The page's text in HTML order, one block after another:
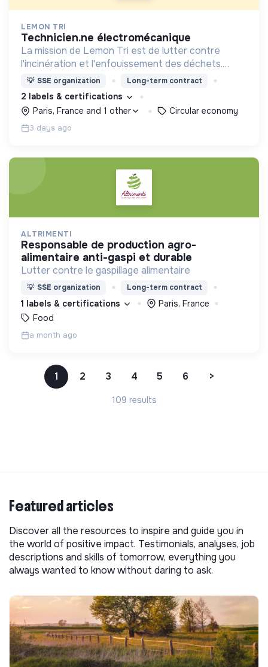
LEMON TRI
technicien.ne électromécanique
La mission de Lemon Tri est de lutter contre
l'incinération et l'enfouissement des déchets.
Adoptez les bons zestes à nos côtés !
💡 SSE organization Long-term contract
2 labels & certifications
Paris, France and 1 other
Circular economy
3 days ago
ALTRIMENTI
responsable de production agro-
alimentaire anti-gaspi et durable
Lutter contre le gaspillage alimentaire
💡 SSE organization Long-term contract
1 labels & certifications
Paris, France
Food
a month ago
1 2 3 4 5 6 >
109 results
Featured articles
Discover all the resources to inspire and guide you in
the world of positive impact. Testimonials, analyses, job
descriptions and skills of tomorrow, everything you
always wanted to know without daring to ask.